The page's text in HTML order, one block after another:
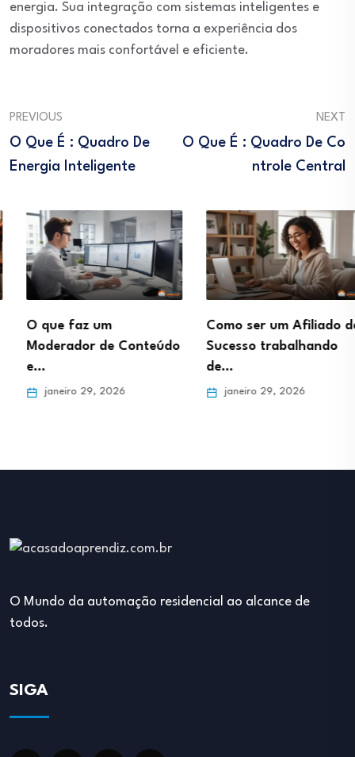
energia. Sua integração com sistemas inteligentes e
dispositivos conectados torna a experiência dos
moradores mais confortável e eficiente.
PREVIOUS
O Que É : Quadro De
Energia Inteligente
NEXT
O Que É : Quadro De Co
Ntrole Central
O que faz um
Moderador de Conteúdo
e…
janeiro 29, 2026
Como ser um Afiliado de
Sucesso trabalhando
de…
janeiro 29, 2026
O Mundo da automação residencial ao alcance de
todos.
SIGA